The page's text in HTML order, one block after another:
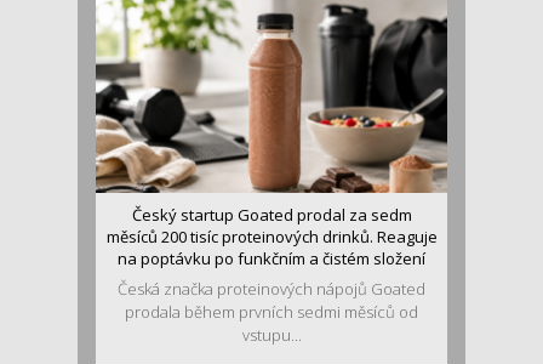
Český startup Goated prodal za sedm
měsíců 200 tisíc proteinových drinků. Reaguje
na poptávku po funkčním a čistém složení
Česká značka proteinových nápojů Goated
prodala během prvních sedmi měsíců od
vstupu...